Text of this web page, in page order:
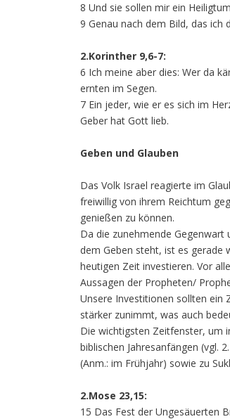
8 Und sie sollen mir ein
9 Genau nach dem Bild, das ich
2.Korinther 9,6-7:
6 Ich meine aber dies: Wer da
ernten im Segen.
7 Ein jeder, wie er es sich im
Geber hat Gott lieb.
Geben und Glauben
Das Volk Israel reagierte im
freiwillig von ihrem Reichtum
genießen zu können.
Da die zunehmende
dem Geben steht, ist es gerade
heutigen Zeit investieren. Vor
Aussagen der Propheten/
Unsere Investitionen sollten ein
stärker zunimmt, was auch
Die wichtigsten Zeitfenster, um
biblischen Jahresanfängen (vgl.
(Anm.: im Frühjahr) sowie zu
2.Mose 23,15:
15 Das Fest der Ungesäuerten